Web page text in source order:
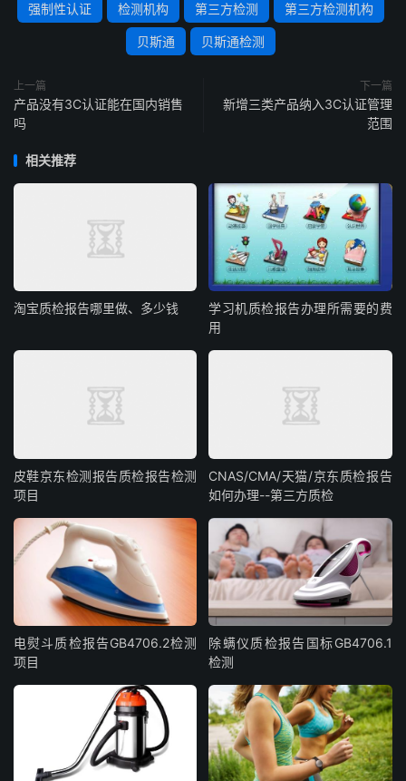
强制性认证 检测机构 第三方检测 第三方检测机构
贝斯通 贝斯通检测
上一篇
产品没有3C认证能在国内销售
吗
下一篇
新增三类产品纳入3C认证管理
范围
相关推荐
淘宝质检报告哪里做、多少钱
学习机质检报告办理所需要的费
用
皮鞋京东检测报告质检报告检测
项目
CNAS/CMA/天猫/京东质检报告
如何办理--第三方质检
电熨斗质检报告GB4706.2检测
项目
除螨仪质检报告国标GB4706.1
检测